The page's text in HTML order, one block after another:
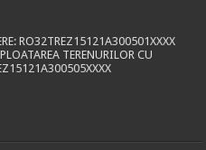
RO32TREZ15121A300501XXXX
TERENURILOR CU